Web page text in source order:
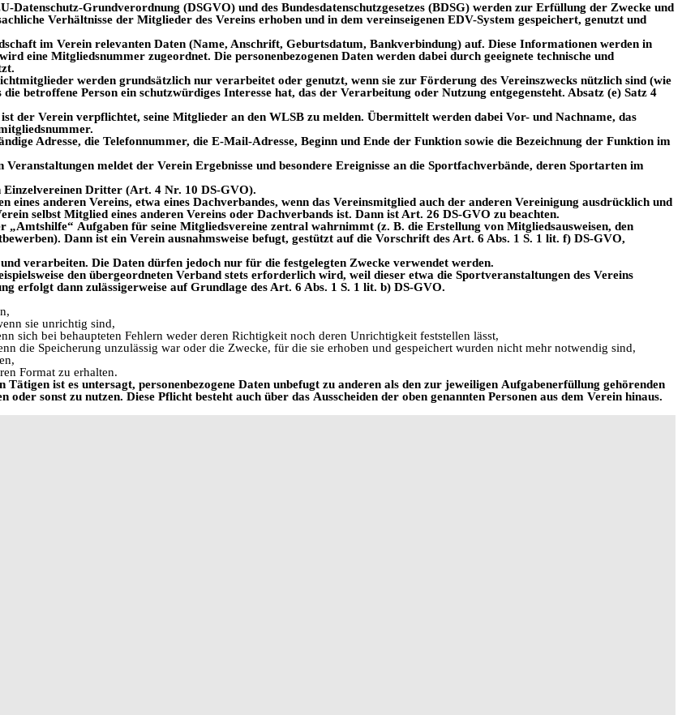
Datenschutz-Grundverordnung (DSGVO) und des Bundesdatenschutzgesetzes (BDSG) werden zur Erfüllung der Zwecke und
Verhältnisse der Mitglieder des Vereins erhoben und in dem vereinseigenen EDV-System gespeichert, genutzt und
im Verein relevanten Daten (Name, Anschrift, Geburtsdatum, Bankverbindung) auf. Diese Informationen werden in
eine Mitgliedsnummer zugeordnet. Die personenbezogenen Daten werden dabei durch geeignete technische und
werden grundsätzlich nur verarbeitet oder genutzt, wenn sie zur Förderung des Vereinszwecks nützlich sind (wie
betroffene Person ein schutzwürdiges Interesse hat, das der Verarbeitung oder Nutzung entgegensteht. Absatz (e) Satz 4
der Verein verpflichtet, seine Mitglieder an den WLSB zu melden. Übermittelt werden dabei Vor- und Nachname, das
Adresse, die Telefonnummer, die E-Mail-Adresse, Beginn und Ende der Funktion sowie die Bezeichnung der Funktion im
meldet der Verein Ergebnisse und besondere Ereignisse an die Sportfachverbände, deren Sportarten im
Einzelvereinen Dritter (Art. 4 Nr. 10 DS-GVO).
eines anderen Vereins, etwa eines Dachverbandes, wenn das Vereinsmitglied auch der anderen Vereinigung ausdrücklich und
selbst Mitglied eines anderen Vereins oder Dachverbands ist. Dann ist Art. 26 DS-GVO zu beachten.
„Amtshilfe“ Aufgaben für seine Mitgliedsvereine zentral wahrnimmt (z. B. die Erstellung von Mitgliedsausweisen, den
Dann ist ein Verein ausnahmsweise befugt, gestützt auf die Vorschrift des Art. 6 Abs. 1 S. 1 lit. f) DS-GVO,
verarbeiten. Die Daten dürfen jedoch nur für die festgelegten Zwecke verwendet werden.
den übergeordneten Verband stets erforderlich wird, weil dieser etwa die Sportveranstaltungen des Vereins
erfolgt dann zulässigerweise auf Grundlage des Art. 6 Abs. 1 S. 1 lit. b) DS-GVO.
sie unrichtig sind,
sich bei behaupteten Fehlern weder deren Richtigkeit noch deren Unrichtigkeit feststellen lässt,
die Speicherung unzulässig war oder die Zwecke, für die sie erhoben und gespeichert wurden nicht mehr notwendig sind,
Format zu erhalten.
Tätigen ist es untersagt, personenbezogene Daten unbefugt zu anderen als den zur jeweiligen Aufgabenerfüllung gehörenden
oder sonst zu nutzen. Diese Pflicht besteht auch über das Ausscheiden der oben genannten Personen aus dem Verein hinaus.